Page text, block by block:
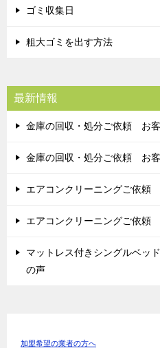
ゴミ収集日
粗大ゴミを出す方法
最新情報
金庫の回収・処分ご依頼 お
金庫の回収・処分ご依頼 お
エアコンクリーニングご依頼
エアコンクリーニングご依頼
マットレス付きシングルベッ
の声
加盟希望の業者の方へ